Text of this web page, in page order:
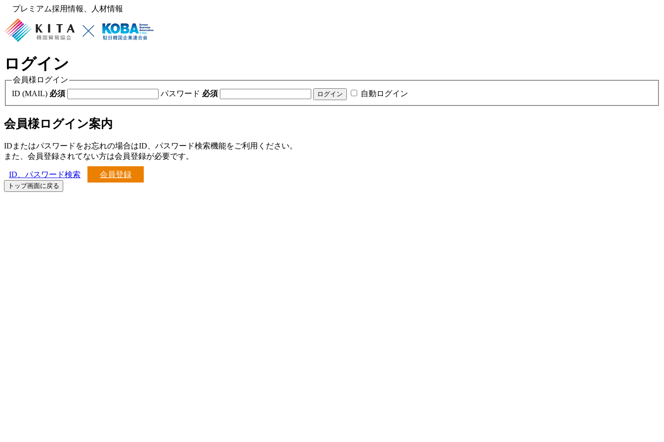
プレミアム採用情報、人材情報
ログイン
会員様ログイン
ID (MAIL) 必須 パスワード 必須 自動ログイン
会員様ログイン案内
IDまたはパスワードをお忘れの場合はID、パスワード検索機能をご利用ください。
また、会員登録されてない方は会員登録が必要です。
ID、パスワード検索 会員登録
トップ画面に戻る